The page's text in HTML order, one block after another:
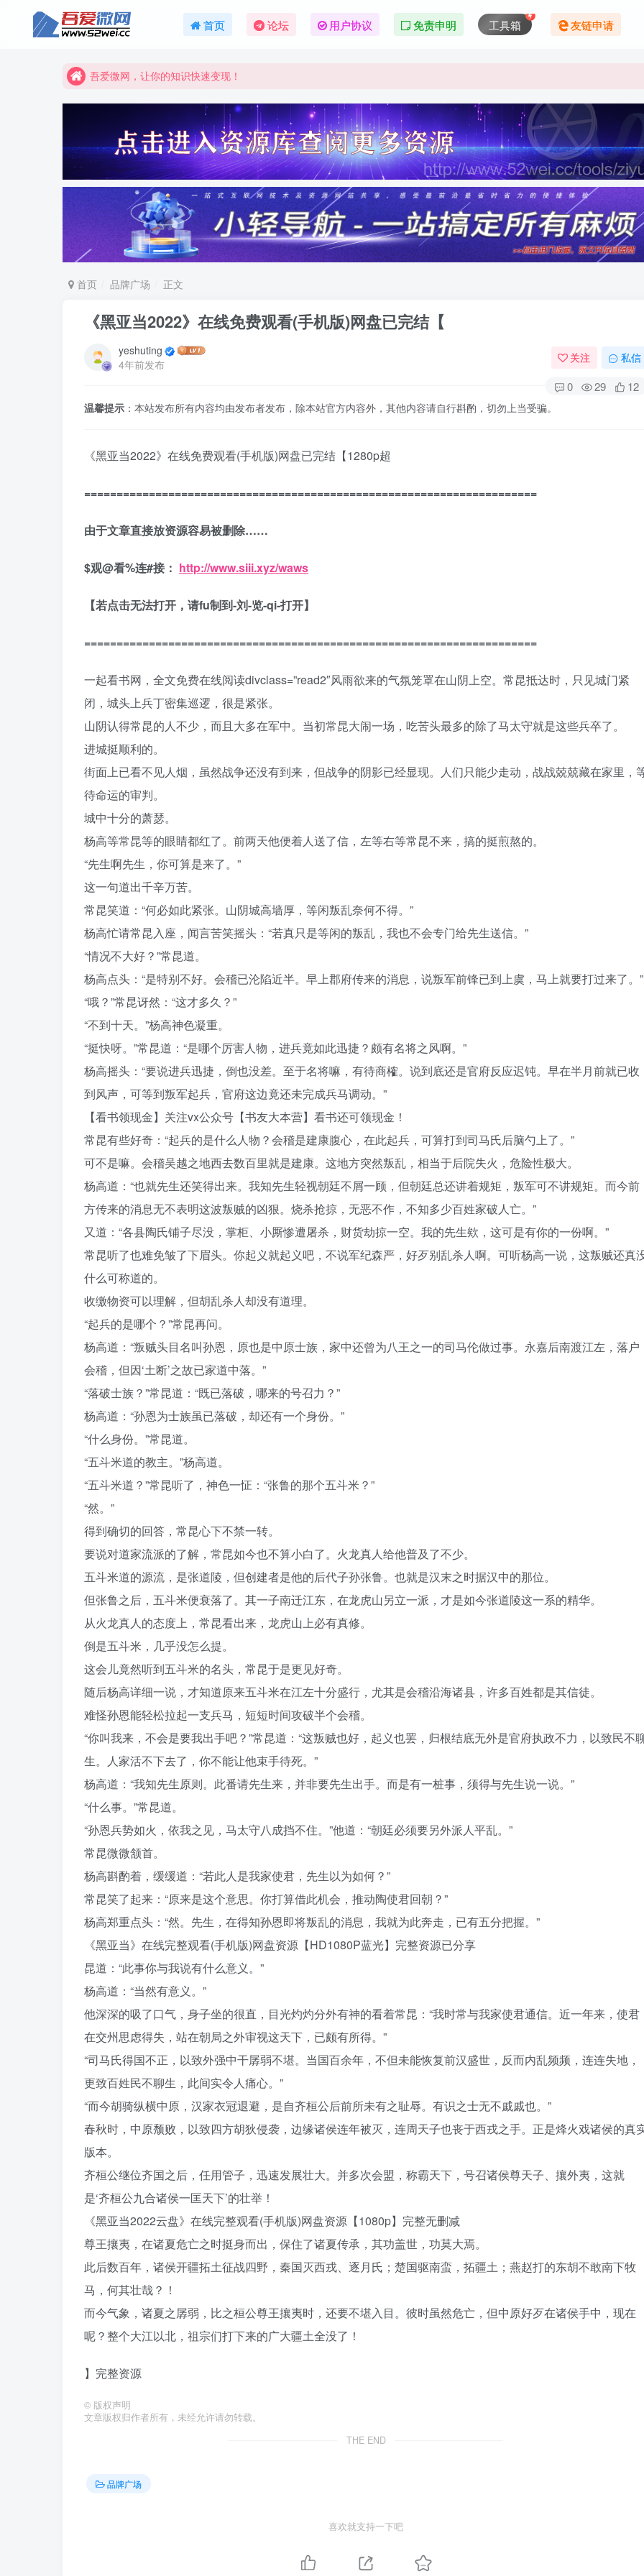
首页 论坛 用户协议 免责申明 工具箱 友链申请
吾爱微网，让你的知识快速变现！
吾爱微网，让你的知识快速变现！
首页 品牌广场 正文
《黑亚当2022》在线免费观看(手机版)网盘已完结【
yeshuting
4年前发布
关注 私信
0 29 12
温馨提示 ：本站发布所有内容均由发布者发布，除本站官方内容外，其他内容请自行斟酌，切勿上当受骗。
《黑亚当2022》在线免费观看(手机版)网盘已完结【1280p超
======================================================================
由于文章直接放资源容易被删除……
$观@看%连#接： http://www.siii.xyz/waws
【若点击无法打开，请fu制到-刘-览-qi-打开】
======================================================================
一起看书网，全文免费在线阅读divclass=”read2″风雨欲来的气氛笼罩在山阴上空。常昆抵达时，只见城门紧
闭，城头上兵丁密集巡逻，很是紧张。
山阴认得常昆的人不少，而且大多在军中。当初常昆大闹一场，吃苦头最多的除了马太守就是这些兵卒了。
进城挺顺利的。
街面上已看不见人烟，虽然战争还没有到来，但战争的阴影已经显现。人们只能少走动，战战兢兢藏在家里，
待命运的审判。
城中十分的萧瑟。
杨高等常昆等的眼睛都红了。前两天他便着人送了信，左等右等常昆不来，搞的挺煎熬的。
“先生啊先生，你可算是来了。”
这一句道出千辛万苦。
常昆笑道：“何必如此紧张。山阴城高墙厚，等闲叛乱奈何不得。”
杨高忙请常昆入座，闻言苦笑摇头：“若真只是等闲的叛乱，我也不会专门给先生送信。”
“情况不大好？”常昆道。
杨高点头：“是特别不好。会稽已沦陷近半。早上郡府传来的消息，说叛军前锋已到上虞，马上就要打过来了。”
“哦？”常昆讶然：“这才多久？”
“不到十天。”杨高神色凝重。
“挺快呀。”常昆道：“是哪个厉害人物，进兵竟如此迅捷？颇有名将之风啊。”
杨高摇头：“要说进兵迅捷，倒也没差。至于名将嘛，有待商榷。说到底还是官府反应迟钝。早在半月前就已收
到风声，可等到叛军起兵，官府这边竟还未完成兵马调动。”
【看书领现金】关注vx公众号【书友大本营】看书还可领现金！
常昆有些好奇：“起兵的是什么人物？会稽是建康腹心，在此起兵，可算打到司马氏后脑勺上了。”
可不是嘛。会稽吴越之地西去数百里就是建康。这地方突然叛乱，相当于后院失火，危险性极大。
杨高道：“也就先生还笑得出来。我知先生轻视朝廷不屑一顾，但朝廷总还讲着规矩，叛军可不讲规矩。而今前
方传来的消息无不表明这波叛贼的凶狠。烧杀抢掠，无恶不作，不知多少百姓家破人亡。”
又道：“各县陶氏铺子尽没，掌柜、小厮惨遭屠杀，财货劫掠一空。我的先生欸，这可是有你的一份啊。”
常昆听了也难免皱了下眉头。你起义就起义吧，不说军纪森严，好歹别乱杀人啊。可听杨高一说，这叛贼还真
什么可称道的。
收缴物资可以理解，但胡乱杀人却没有道理。
“起兵的是哪个？”常昆再问。
杨高道：“叛贼头目名叫孙恩，原也是中原士族，家中还曾为八王之一的司马伦做过事。永嘉后南渡江左，落户
会稽，但因‘土断’之故已家道中落。”
“落破士族？”常昆道：“既已落破，哪来的号召力？”
杨高道：“孙恩为士族虽已落破，却还有一个身份。”
“什么身份。”常昆道。
“五斗米道的教主。”杨高道。
“五斗米道？”常昆听了，神色一怔：“张鲁的那个五斗米？”
“然。”
得到确切的回答，常昆心下不禁一转。
要说对道家流派的了解，常昆如今也不算小白了。火龙真人给他普及了不少。
五斗米道的源流，是张道陵，但创建者是他的后代子孙张鲁。也就是汉末之时据汉中的那位。
但张鲁之后，五斗米便衰落了。其一子南迁江东，在龙虎山另立一派，才是如今张道陵这一系的精华。
从火龙真人的态度上，常昆看出来，龙虎山上必有真修。
倒是五斗米，几乎没怎么提。
这会儿竟然听到五斗米的名头，常昆于是更见好奇。
随后杨高详细一说，才知道原来五斗米在江左十分盛行，尤其是会稽沿海诸县，许多百姓都是其信徒。
难怪孙恩能轻松拉起一支兵马，短短时间攻破半个会稽。
“你叫我来，不会是要我出手吧？”常昆道：“这叛贼也好，起义也罢，归根结底无外是官府执政不力，以致民不
生。人家活不下去了，你不能让他束手待死。”
杨高道：“我知先生原则。此番请先生来，并非要先生出手。而是有一桩事，须得与先生说一说。”
“什么事。”常昆道。
“孙恩兵势如火，依我之见，马太守八成挡不住。”他道：“朝廷必须要另外派人平乱。”
常昆微微颔首。
杨高斟酌着，缓缓道：“若此人是我家使君，先生以为如何？”
常昆笑了起来：“原来是这个意思。你打算借此机会，推动陶使君回朝？”
杨高郑重点头：“然。先生，在得知孙恩即将叛乱的消息，我就为此奔走，已有五分把握。”
《黑亚当》在线完整观看(手机版)网盘资源【HD1080P蓝光】完整资源已分享
昆道：“此事你与我说有什么意义。”
杨高道：“当然有意义。”
他深深的吸了口气，身子坐的很直，目光灼灼分外有神的看着常昆：“我时常与我家使君通信。近一年来，使君
在交州思虑得失，站在朝局之外审视这天下，已颇有所得。”
“司马氏得国不正，以致外强中干孱弱不堪。当国百余年，不但未能恢复前汉盛世，反而内乱频频，连连失地，
更致百姓民不聊生，此间实令人痛心。”
“而今胡骑纵横中原，汉家衣冠退避，是自齐桓公后前所未有之耻辱。有识之士无不戚戚也。”
春秋时，中原颓败，以致四方胡狄侵袭，边缘诸侯连年被灭，连周天子也丧于西戎之手。正是烽火戏诸侯的真
版本。
齐桓公继位齐国之后，任用管子，迅速发展壮大。并多次会盟，称霸天下，号召诸侯尊天子、攘外夷，这就
是‘齐桓公九合诸侯一匡天下’的壮举！
《黑亚当2022云盘》在线完整观看(手机版)网盘资源【1080p】完整无删减
尊王攘夷，在诸夏危亡之时挺身而出，保住了诸夏传承，其功盖世，功莫大焉。
此后数百年，诸侯开疆拓土征战四野，秦国灭西戎、逐月氏；楚国驱南蛮，拓疆土；燕赵打的东胡不敢南下牧
马，何其壮哉？！
而今气象，诸夏之孱弱，比之桓公尊王攘夷时，还要不堪入目。彼时虽然危亡，但中原好歹在诸侯手中，现在
呢？整个大江以北，祖宗们打下来的广大疆土全没了！
】完整资源
© 版权声明
文章版权归作者所有，未经允许请勿转载。
THE END
品牌广场
喜欢就支持一下吧